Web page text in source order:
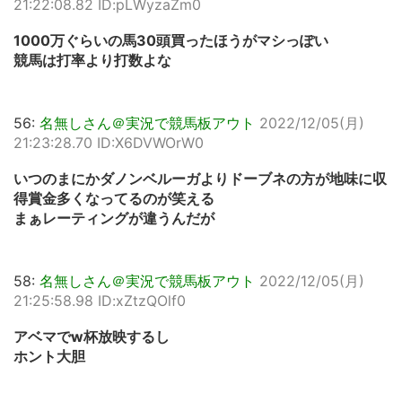
21:22:08.82 ID:pLWyzaZm0
1000万ぐらいの馬30頭買ったほうがマシっぽい
競馬は打率より打数よな
56: 名無しさん＠実況で競馬板アウト 2022/12/05(月)
21:23:28.70 ID:X6DVWOrW0
いつのまにかダノンベルーガよりドーブネの方が地味に収
得賞金多くなってるのが笑える
まぁレーティングが違うんだが
58: 名無しさん＠実況で競馬板アウト 2022/12/05(月)
21:25:58.98 ID:xZtzQOlf0
アベマでw杯放映するし
ホント大胆